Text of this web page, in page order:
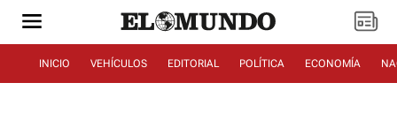
INICIO VEHÍCULOS EDITORIAL POLÍTICA ECONOMÍA